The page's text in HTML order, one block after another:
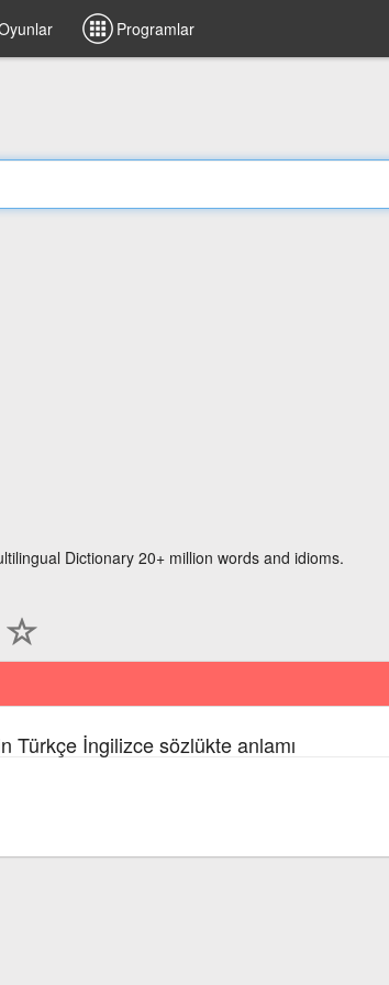
Programlar
Dictionary 20+ million words and idioms.
Türkçe İngilizce sözlükte anlamı